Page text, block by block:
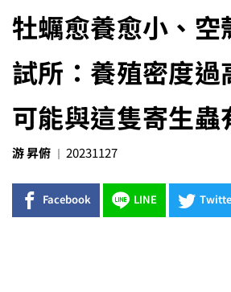
牡蠣愈養愈小、
試所：養殖密度
可能與這隻寄生
游 昇俯 20231127
Facebook LINE